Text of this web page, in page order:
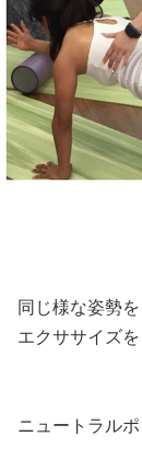
同じ様な姿勢
エクササイズ
ニュートラル